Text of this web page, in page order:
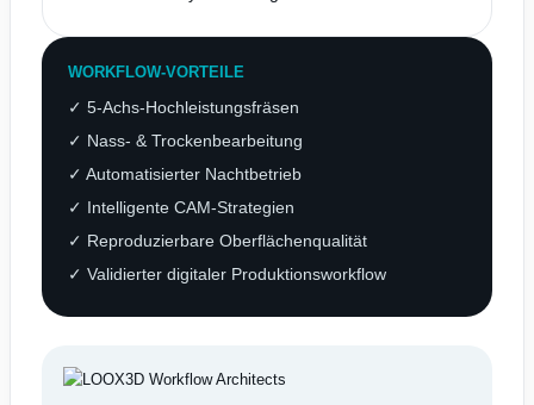
WORKFLOW-VORTEILE
✓ 5-Achs-Hochleistungsfräsen
✓ Nass- & Trockenbearbeitung
✓ Automatisierter Nachtbetrieb
✓ Intelligente CAM-Strategien
✓ Reproduzierbare Oberflächenqualität
✓ Validierter digitaler Produktionsworkflow